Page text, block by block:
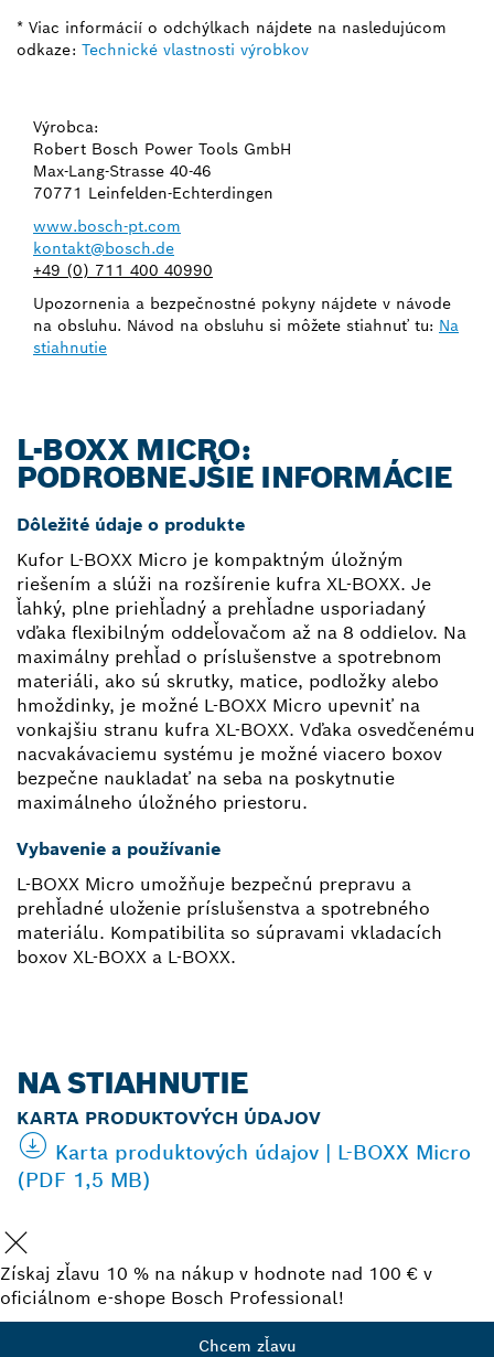
* Viac informácií o odchýlkach nájdete na nasledujúcom
odkaze: Technické vlastnosti výrobkov
Výrobca:
Robert Bosch Power Tools GmbH
Max-Lang-Strasse 40-46
70771 Leinfelden-Echterdingen
www.bosch-pt.com
kontakt@bosch.de
+49 (0) 711 400 40990
Upozornenia a bezpečnostné pokyny nájdete v návode
na obsluhu. Návod na obsluhu si môžete stiahnuť tu: Na
stiahnutie
L-BOXX MICRO:
PODROBNEJŠIE INFORMÁCIE
Dôležité údaje o produkte
Kufor L-BOXX Micro je kompaktným úložným
riešením a slúži na rozšírenie kufra XL-BOXX. Je
ľahký, plne priehľadný a prehľadne usporiadaný
vďaka flexibilným oddeľovačom až na 8 oddielov. Na
maximálny prehľad o príslušenstve a spotrebnom
materiáli, ako sú skrutky, matice, podložky alebo
hmoždinky, je možné L-BOXX Micro upevniť na
vonkajšiu stranu kufra XL-BOXX. Vďaka osvedčenému
nacvakávaciemu systému je možné viacero boxov
bezpečne naukladať na seba na poskytnutie
maximálneho úložného priestoru.
Vybavenie a používanie
L-BOXX Micro umožňuje bezpečnú prepravu a
prehľadné uloženie príslušenstva a spotrebného
materiálu. Kompatibilita so súpravami vkladacích
boxov XL-BOXX a L-BOXX.
NA STIAHNUTIE
KARTA PRODUKTOVÝCH ÚDAJOV
Karta produktových údajov | L-BOXX Micro
(PDF 1,5 MB)
Získaj zľavu 10 % na nákup v hodnote nad 100 € v
oficiálnom e-shope Bosch Professional!
Chcem zľavu